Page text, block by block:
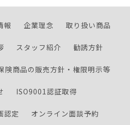
報 企業理念 取り扱い商品
スタッフ紹介 勧誘方針
険商品の販売方針・権限明示等
ISO9001認証取得
認定 オンライン面談予約